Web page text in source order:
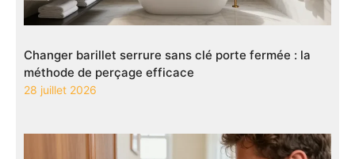
Changer barillet serrure sans clé porte fermée : la
méthode de perçage efficace
28 juillet 2026